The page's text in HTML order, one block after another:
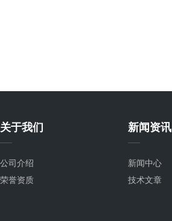
关于我们
公司介绍
荣誉资质
新闻资讯
新闻中心
技术文章